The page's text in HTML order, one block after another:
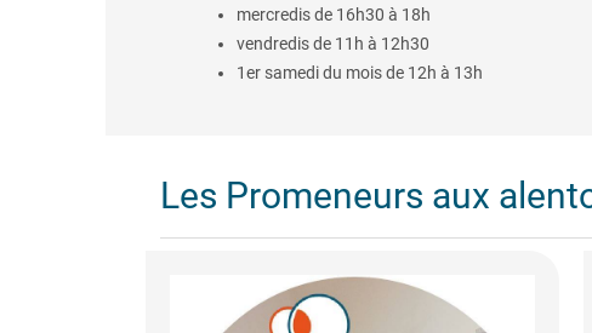
mercredis de 16h30 à 18h
vendredis de 11h à 12h30
1er samedi du mois de 12h à 13h
Les Promeneurs aux